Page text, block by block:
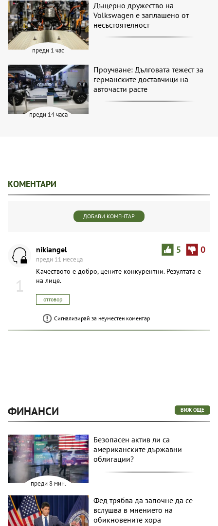
преди 1 час
Дъщерно дружество на
Volkswagen е заплашено от
несъстоятелност
преди 14 часа
Проучване: Дълговата тежест за
германските доставчици на
авточасти расте
КОМЕНТАРИ
ДОБАВИ КОМЕНТАР
1
5 0
nikiangel
преди 11 месеца
Качеството е добро, цените конкурентни. Резултата е
на лице.
отговор
Сигнализирай за неуместен коментар
ФИНАНСИ ВИЖ ОЩЕ
преди 8 мин.
Безопасен актив ли са
американските държавни
облигации?
Фед трябва да започне да се
вслушва в мнението на
обикновените хора